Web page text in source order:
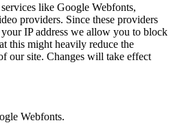
like Google Webfonts,
providers. Since these providers
IP address we allow you to block
this might heavily reduce the
our site. Changes will take effect
Webfonts.